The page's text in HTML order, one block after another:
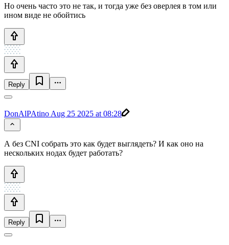
Но очень часто это не так, и тогда уже без оверлея в том или
ином виде не обойтись
Reply
DonAlPAtino Aug 25 2025 at 08:28
А без CNI собрать это как будет выглядеть? И как оно на
нескольких нодах будет работать?
Reply